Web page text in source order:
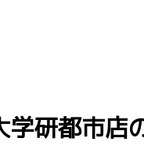
学研都市店